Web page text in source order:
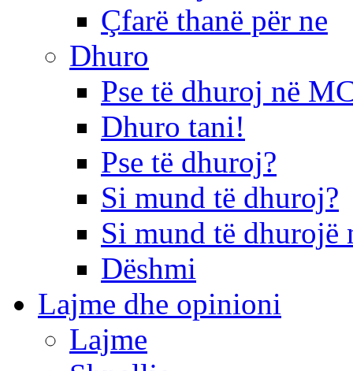
Çfarë thanë për ne
Dhuro
Pse të dhuroj në
Dhuro tani!
Pse të dhuroj?
Si mund të dhuroj?
Si mund të dhurojë
Dëshmi
Lajme dhe opinioni
Lajme